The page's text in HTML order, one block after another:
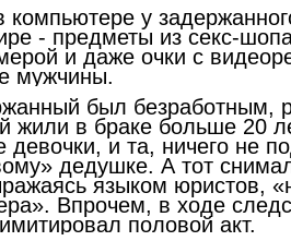
у
- предметы из секс-
и даже очки с
мужчины.
был безработным,
жили в браке больше 20
и та, ничего не
дедушке. А тот
языком юристов,
Впрочем, в ходе
половой акт.